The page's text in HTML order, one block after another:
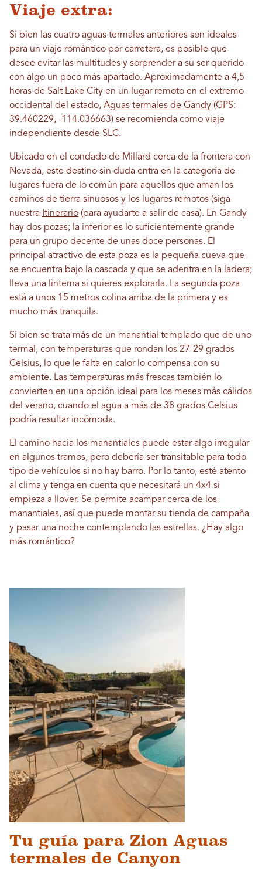
Viaje extra:
Si bien las cuatro aguas termales anteriores son ideales
para un viaje romántico por carretera, es posible que
desee evitar las multitudes y sorprender a su ser querido
con algo un poco más apartado. Aproximadamente a 4,5
horas de Salt Lake City en un lugar remoto en el extremo
occidental del estado, Aguas termales de Gandy (GPS:
39.460229, -114.036663) se recomienda como viaje
independiente desde SLC.
Ubicado en el condado de Millard cerca de la frontera con
Nevada, este destino sin duda entra en la categoría de
lugares fuera de lo común para aquellos que aman los
caminos de tierra sinuosos y los lugares remotos (siga
nuestra Itinerario (para ayudarte a salir de casa). En Gandy
hay dos pozas; la inferior es lo suficientemente grande
para un grupo decente de unas doce personas. El
principal atractivo de esta poza es la pequeña cueva que
se encuentra bajo la cascada y que se adentra en la ladera;
lleva una linterna si quieres explorarla. La segunda poza
está a unos 15 metros colina arriba de la primera y es
mucho más tranquila.
Si bien se trata más de un manantial templado que de uno
termal, con temperaturas que rondan los 27-29 grados
Celsius, lo que le falta en calor lo compensa con su
ambiente. Las temperaturas más frescas también lo
convierten en una opción ideal para los meses más cálidos
del verano, cuando el agua a más de 38 grados Celsius
podría resultar incómoda.
El camino hacia los manantiales puede estar algo irregular
en algunos tramos, pero debería ser transitable para todo
tipo de vehículos si no hay barro. Por lo tanto, esté atento
al clima y tenga en cuenta que necesitará un 4x4 si
empieza a llover. Se permite acampar cerca de los
manantiales, así que puede montar su tienda de campaña
y pasar una noche contemplando las estrellas. ¿Hay algo
más romántico?
Tu guía para Zion Aguas
termales de Canyon